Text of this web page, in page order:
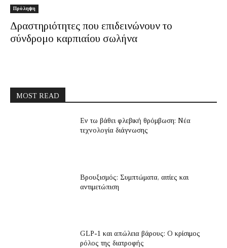
Πρόληψη
Δραστηριότητες που επιδεινώνουν το
σύνδρομο καρπιαίου σωλήνα
MOST READ
Εν τω βάθει φλεβική θρόμβωση: Νέα
τεχνολογία διάγνωσης
Βρουξισμός: Συμπτώματα, αιτίες και
αντιμετώπιση
GLP-1 και απώλεια βάρους: Ο κρίσιμος
ρόλος της διατροφής